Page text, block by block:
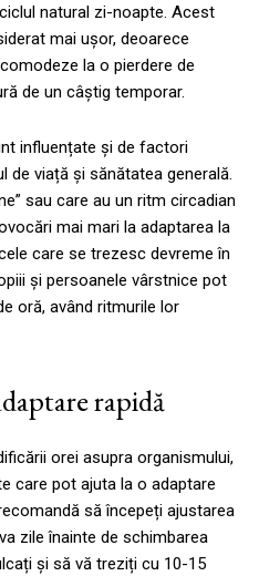
natural zi-noapte. Acest
mai ușor, deoarece
la o pierdere de
de un câștig temporar.
influențate și de factori
de viață și sănătatea generală.
sau care au un ritm circadian
mai mari la adaptarea la
care se trezesc devreme în
și persoanele vârstnice pot
oră, având ritmurile lor
rapidă
orei asupra organismului,
care pot ajuta la o adaptare
să începeți ajustarea
zile înainte de schimbarea
și să vă treziți cu 10-15